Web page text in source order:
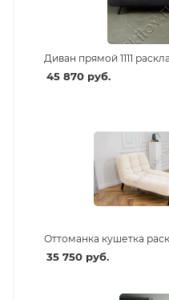
Диван прямой 1111
45 870руб.
Оттоманка кушетка
35 750руб.